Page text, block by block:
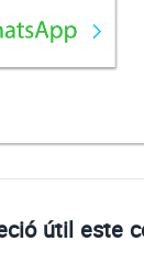
útil este